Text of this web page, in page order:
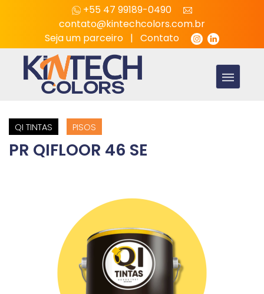
+55 47 99189-0490
contato@kintechcolors.com.br
Seja um parceiro | Contato
QI TINTAS PISOS
PR QIFLOOR 46 SE